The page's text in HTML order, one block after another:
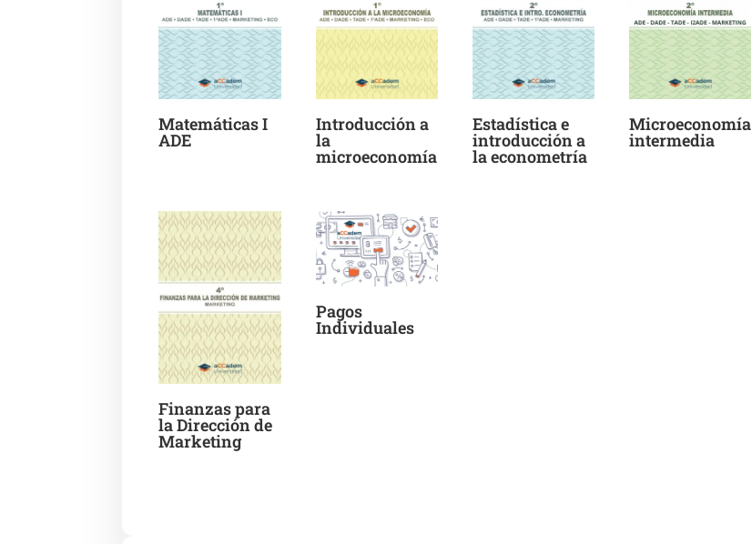
Matemáticas I
ADE
Introducción a
la
microeconomía
Estadística e
introducción a
la econometría
Microeconomía
intermedia
Finanzas para
la Dirección de
Marketing
Pagos
Individuales